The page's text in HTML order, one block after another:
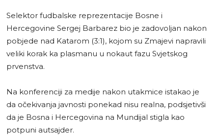
Selektor fudbalske reprezentacije Bosne i
Hercegovine Sergej Barbarez bio je zadovoljan nakon
pobjede nad Katarom (3:1), kojom su Zmajevi napravili
veliki korak ka plasmanu u nokaut fazu Svjetskog
prvenstva.
Na konferenciji za medije nakon utakmice istakao je
da očekivanja javnosti ponekad nisu realna, podsjetivši
da je Bosna i Hercegovina na Mundijal stigla kao
potpuni autsajder.